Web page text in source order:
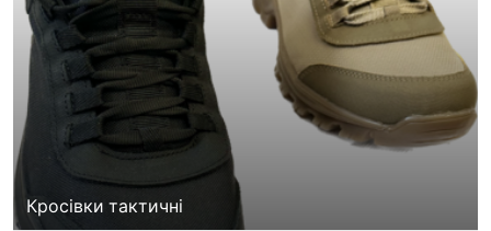
Кросівки тактичні